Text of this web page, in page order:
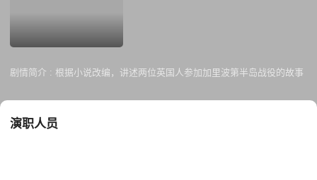
剧情简介 : 根据小说改编，讲述两位英国人参加加里波第半岛战役的故事
演职人员